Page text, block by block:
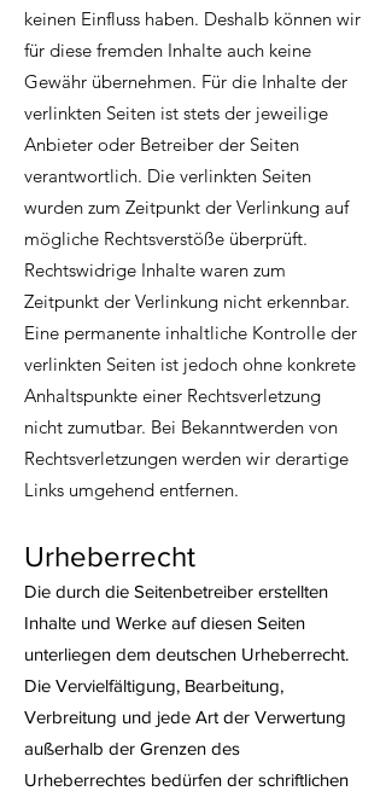
keinen Einfluss haben. Deshalb können wir
für diese fremden Inhalte auch keine
Gewähr übernehmen. Für die Inhalte der
verlinkten Seiten ist stets der jeweilige
Anbieter oder Betreiber der Seiten
verantwortlich. Die verlinkten Seiten
wurden zum Zeitpunkt der Verlinkung auf
mögliche Rechtsverstöße überprüft.
Rechtswidrige Inhalte waren zum
Zeitpunkt der Verlinkung nicht erkennbar.
Eine permanente inhaltliche Kontrolle der
verlinkten Seiten ist jedoch ohne konkrete
Anhaltspunkte einer Rechtsverletzung
nicht zumutbar. Bei Bekanntwerden von
Rechtsverletzungen werden wir derartige
Links umgehend entfernen.
Urheberrecht
Die durch die Seitenbetreiber erstellten
Inhalte und Werke auf diesen Seiten
unterliegen dem deutschen Urheberrecht.
Die Vervielfältigung, Bearbeitung,
Verbreitung und jede Art der Verwertung
außerhalb der Grenzen des
Urheberrechtes bedürfen der schriftlichen